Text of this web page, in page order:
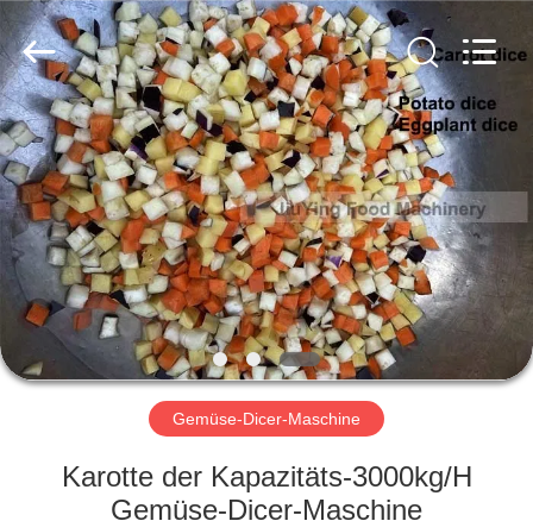
ZU
HAUSE
PRODUKTE
VR-
SHOW
UNS
Jiuying
Food
Machinery
Co.,Ltd.
All
Rights
Reserved.
Gemüse-Dicer-Maschine
Karotte der Kapazitäts-3000kg/H
Gemüse-Dicer-Maschine